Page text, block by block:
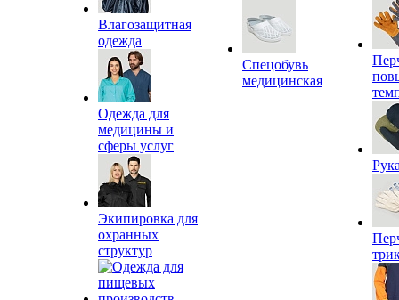
Влагозащитная
одежда
Одежда для
медицины и
сферы услуг
Экипировка для
охранных
структур
Спецобувь
медицинская